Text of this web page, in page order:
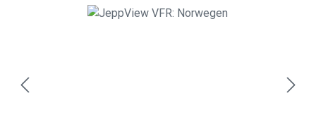
Bildergalerie überspringen